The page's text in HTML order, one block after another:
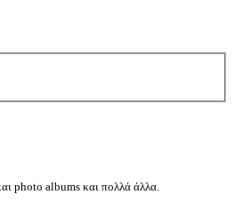
photo albums και πολλά άλλα.